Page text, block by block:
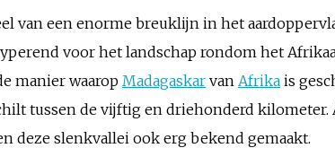
van een enorme breuklijn in het
voor het landschap rondom het
manier waarop Madagaskar van Afrika is
tussen de vijftig en driehonderd
deze slenkvallei ook erg bekend gemaakt.